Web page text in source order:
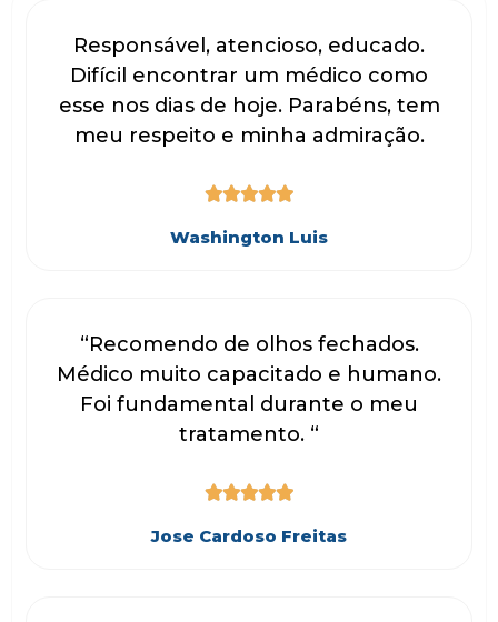
Responsável, atencioso, educado.
Difícil encontrar um médico como
esse nos dias de hoje. Parabéns, tem
meu respeito e minha admiração.

Washington Luis
“Recomendo de olhos fechados.
Médico muito capacitado e humano.
Foi fundamental durante o meu
tratamento. “

Jose Cardoso Freitas